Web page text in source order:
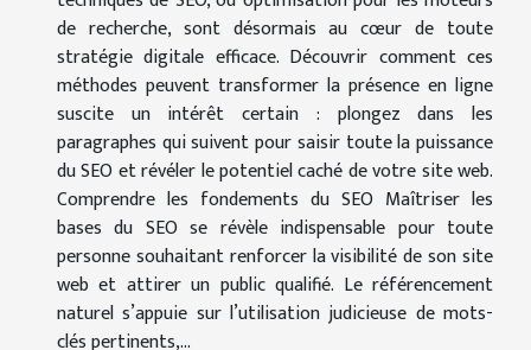
de recherche, sont désormais au cœur de toute
stratégie digitale efficace. Découvrir comment ces
méthodes peuvent transformer la présence en ligne
suscite un intérêt certain : plongez dans les
paragraphes qui suivent pour saisir toute la puissance
du SEO et révéler le potentiel caché de votre site web.
Comprendre les fondements du SEO Maîtriser les
bases du SEO se révèle indispensable pour toute
personne souhaitant renforcer la visibilité de son site
web et attirer un public qualifié. Le référencement
naturel s’appuie sur l’utilisation judicieuse de mots-
clés pertinents,...